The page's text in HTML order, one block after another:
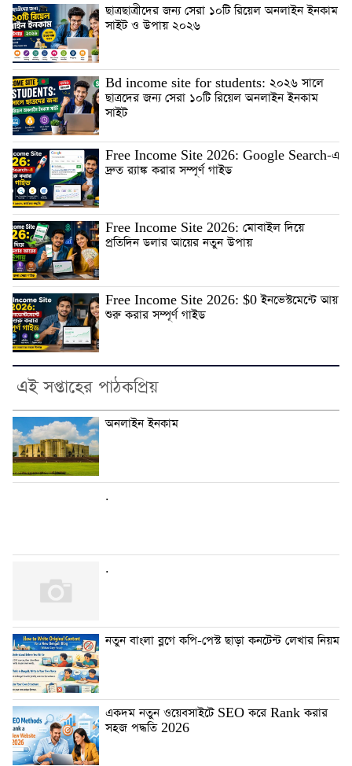
ছাত্রছাত্রীদের জন্য সেরা ১০টি রিয়েল অনলাইন ইনকাম
সাইট ও উপায় ২০২৬
Bd income site for students: ২০২৬ সালে
ছাত্রদের জন্য সেরা ১০টি রিয়েল অনলাইন ইনকাম
সাইট
Free Income Site 2026: Google Search-এ
দ্রুত র‍্যাঙ্ক করার সম্পূর্ণ গাইড
Free Income Site 2026: মোবাইল দিয়ে
প্রতিদিন ডলার আয়ের নতুন উপায়
Free Income Site 2026: $0 ইনভেস্টমেন্টে আয়
শুরু করার সম্পূর্ণ গাইড
এই সপ্তাহের পাঠকপ্রিয়
অনলাইন ইনকাম
.
.
নতুন বাংলা ব্লগে কপি-পেস্ট ছাড়া কনটেন্ট লেখার নিয়ম
একদম নতুন ওয়েবসাইটে SEO করে Rank করার
সহজ পদ্ধতি 2026